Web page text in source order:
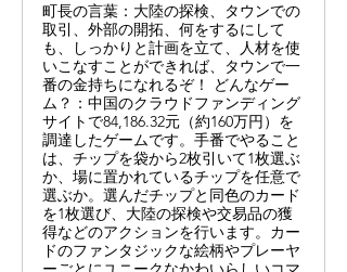
町長の言葉：大陸の探検、タウンでの
取引、外部の開拓、何をするにして
も、しっかりと計画を立て、人材を使
いこなすことができれば、タウンで一
番の金持ちになれるぞ！ どんなゲー
ム？：中国のクラウドファンディング
サイトで84,186.32元（約160万円）を
調達したゲームです。手番でやること
は、チップを袋から2枚引いて1枚選ぶ
か、場に置かれているチップを任意で
選ぶか。選んだチップと同色のカード
を1枚選び、大陸の探検や交易品の獲
得などのアクションを行います。カー
ドのファンタジックな絵柄やプレーヤ